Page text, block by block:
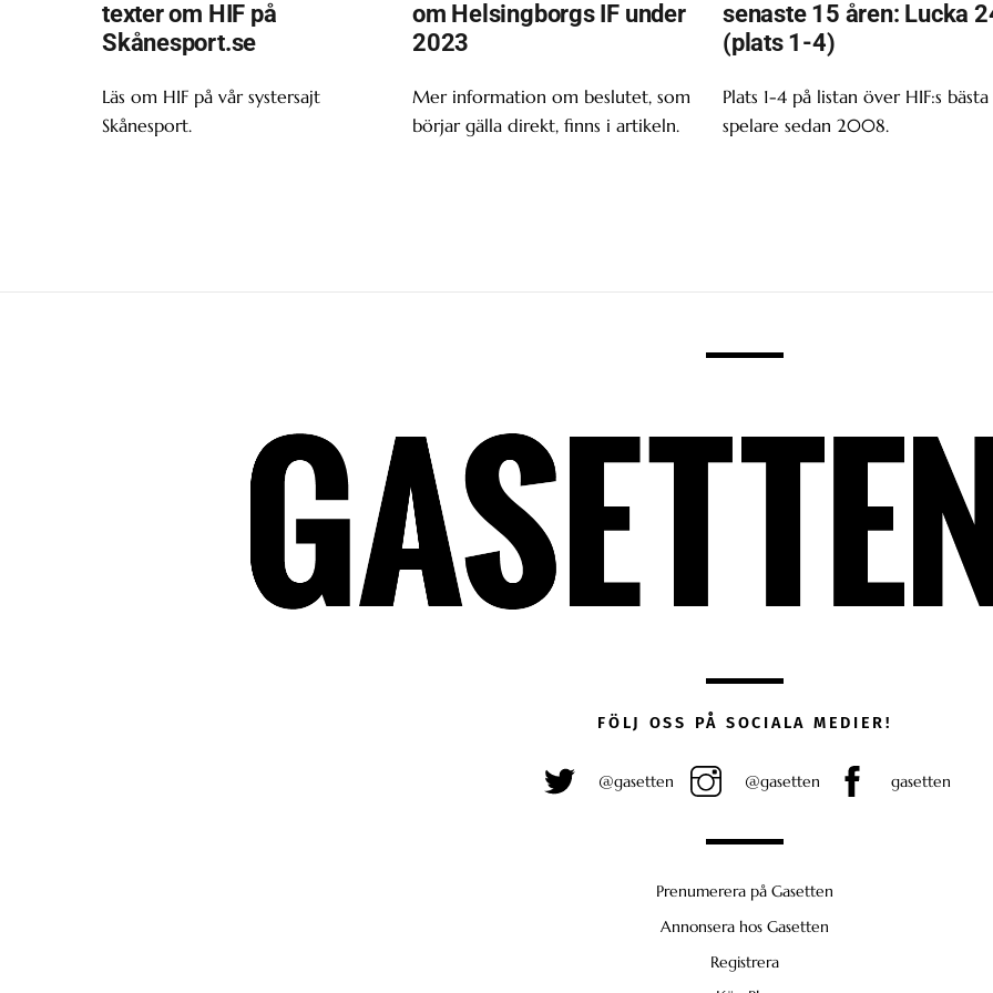
texter om HIF på
Skånesport.se
Läs om HIF på vår systersajt
Skånesport.
om Helsingborgs IF under
2023
Mer information om beslutet, som
börjar gälla direkt, finns i artikeln.
senaste 15 åren: Lucka
(plats 1-4)
Plats 1-4 på listan över HIF:s bästa
spelare sedan 2008.
FÖLJ OSS PÅ SOCIALA MEDIER!
@gasetten @gasetten gasetten
Prenumerera på Gasetten
Annonsera hos Gasetten
Registrera